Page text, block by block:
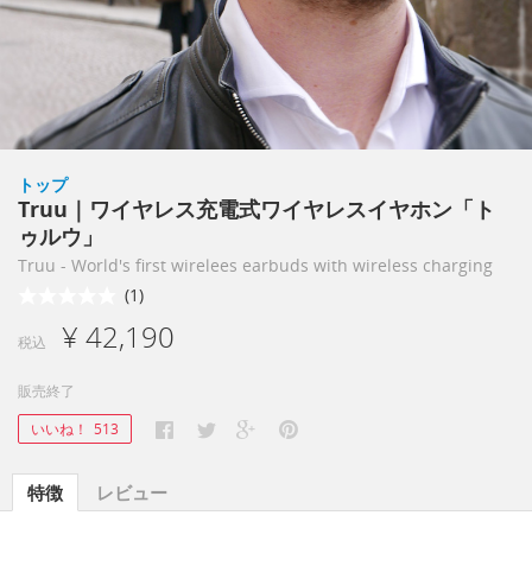
トップ
Truu｜ワイヤレス充電式ワイヤレスイヤホン「ト
ゥルウ」
Truu - World's first wirelees earbuds with wireless charging
(1)
税込 ¥ 42,190
販売終了
いいね！ 513
特徴 レビュー